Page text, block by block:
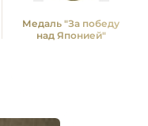
Медаль "За победу
над Японией"